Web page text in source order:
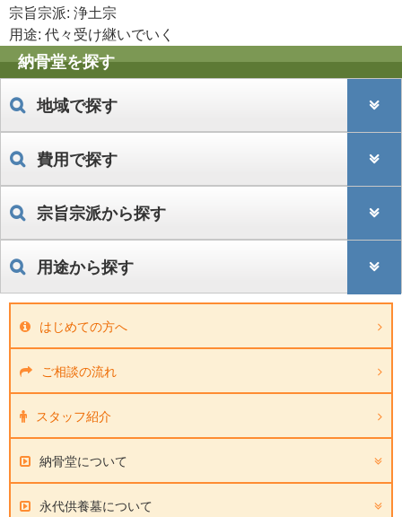
宗旨宗派: 浄土宗
用途: 代々受け継いでいく
納骨堂を探す
地域で探す
費用で探す
宗旨宗派から探す
用途から探す
はじめての方へ
ご相談の流れ
スタッフ紹介
納骨堂について
永代供養墓について